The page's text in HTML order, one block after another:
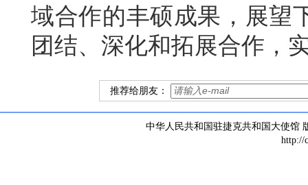
域合作的丰硕成果，展望
团结、深化和拓展合作，
推荐给朋友：
中华人民共和国驻捷克共和国大使馆
http://